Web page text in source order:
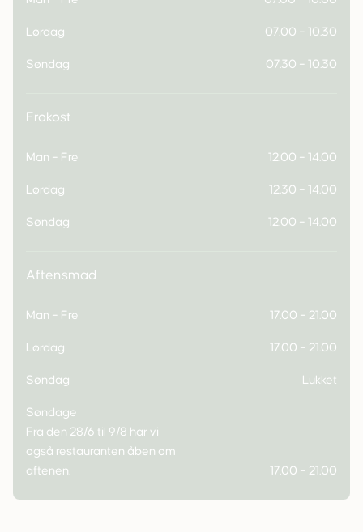
Lørdag 07.00 – 10.30
Søndag 07.30 – 10.30
Frokost
Man – Fre 12.00 – 14.00
Lørdag 12.30 – 14.00
Søndag 12.00 – 14.00
Aftensmad
Man – Fre 17.00 – 21.00
Lørdag 17.00 – 21.00
Søndag Lukket
Søndage
Fra den 28/6 til 9/8 har vi
også restauranten åben om
aftenen.
17.00 – 21.00